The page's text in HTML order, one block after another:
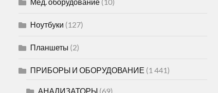
Ноутбуки (127)
Планшеты (2)
ПРИБОРЫ И ОБОРУДОВАНИЕ (1 441)
АНАЛИЗАТОРЫ (69)